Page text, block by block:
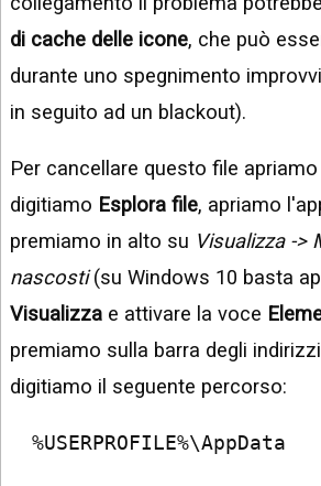
di cache delle icone, che può
durante uno spegnimento
in seguito ad un blackout).
Per cancellare questo file
digitiamo Esplora file, apriamo
premiamo in alto su Visualizza ->
nascosti(su Windows 10 basta
Visualizza e attivare la voce
premiamo sulla barra degli
digitiamo il seguente percorso:
%USERPROFILE%\AppData